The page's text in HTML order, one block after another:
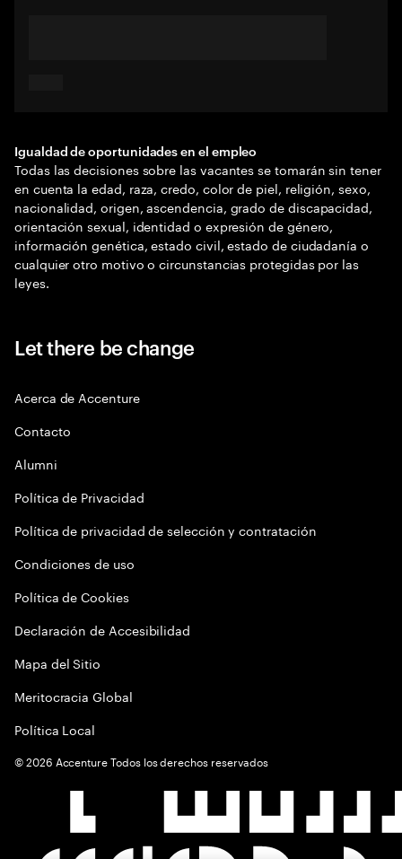
Igualdad de oportunidades en el empleo
Todas las decisiones sobre las vacantes se tomarán sin tener
en cuenta la edad, raza, credo, color de piel, religión, sexo,
nacionalidad, origen, ascendencia, grado de discapacidad,
orientación sexual, identidad o expresión de género,
información genética, estado civil, estado de ciudadanía o
cualquier otro motivo o circunstancias protegidas por las
leyes.
Let there be change
Acerca de Accenture
Contacto
Alumni
Política de Privacidad
Política de privacidad de selección y contratación
Condiciones de uso
Política de Cookies
Declaración de Accesibilidad
Mapa del Sitio
Meritocracia Global
Política Local
©2026 Accenture Todos los derechos reservados